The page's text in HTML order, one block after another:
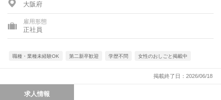
大阪府
雇用形態
正社員
職種・業種未経験OK 第二新卒歓迎 学歴不問 女性のおしごと掲載中
掲載終了日：2026/06/18
求人情報